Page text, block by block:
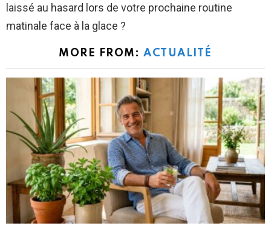
laissé au hasard lors de votre prochaine routine
matinale face à la glace ?
MORE FROM:ACTUALITÉ